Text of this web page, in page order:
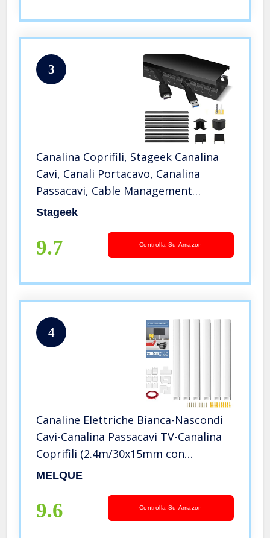
3
Canalina Coprifili, Stageek Canalina
Cavi, Canali Portacavo, Canalina
Passacavi, Cable Management
Scrivania, Dimensioni: 9×39 CM,
Stageek
9.7 Controlla Su Amazon
4
Canaline Elettriche Bianca-Nascondi
Cavi-Canalina Passacavi TV-Canalina
Coprifili (2.4m/30x15mm con
accessori)
MELQUE
9.6 Controlla Su Amazon